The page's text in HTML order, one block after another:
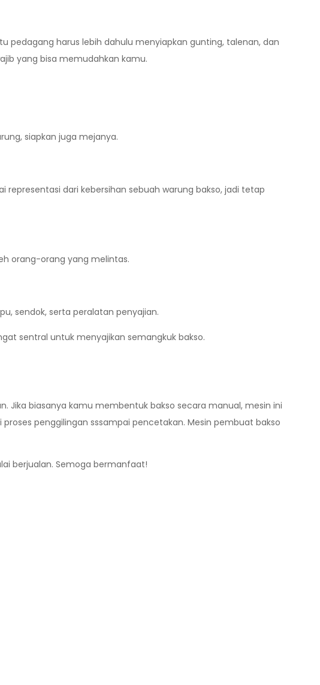
pedagang harus lebih dahulu menyiapkan gunting, talenan, dan
yang bisa memudahkan kamu.
siapkan juga mejanya.
dari kebersihan sebuah warung bakso, jadi tetap
orang-orang yang melintas.
sendok, serta peralatan penyajian.
sentral untuk menyajikan semangkuk bakso.
Jika biasanya kamu membentuk bakso secara manual, mesin ini
penggilingan sssampai pencetakan. Mesin pembuat bakso
berjualan. Semoga bermanfaat!